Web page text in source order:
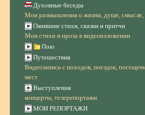
Духовные беседы
Мои размышления о жизни, душе, смысле,
Ожившие стихи, сказки и притчи
Мои стихи и проза в видеоизложении
Пою
Путешествия
Видеозапись с походов, поездок,
мест
Выступления
концерты, телерепортажи
МОИ РЕПОРТАЖИ